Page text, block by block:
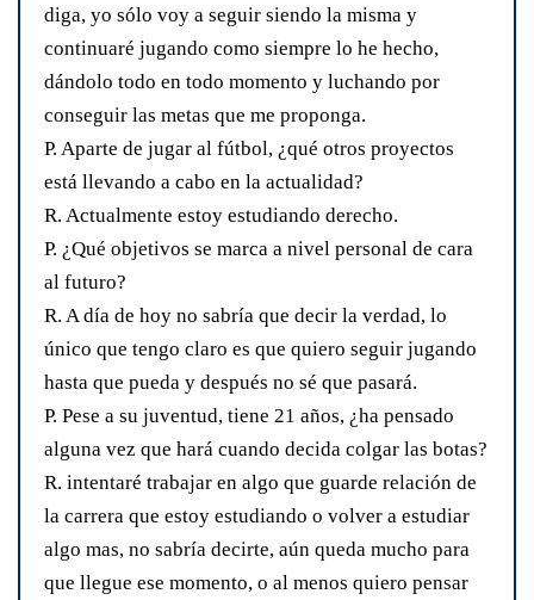
diga, yo sólo voy a seguir siendo la misma y
continuaré jugando como siempre lo he hecho,
dándolo todo en todo momento y luchando por
conseguir las metas que me proponga.
P. Aparte de jugar al fútbol, ¿qué otros proyectos
está llevando a cabo en la actualidad?
R. Actualmente estoy estudiando derecho.
P. ¿Qué objetivos se marca a nivel personal de cara
al futuro?
R. A día de hoy no sabría que decir la verdad, lo
único que tengo claro es que quiero seguir jugando
hasta que pueda y después no sé que pasará.
P. Pese a su juventud, tiene 21 años, ¿ha pensado
alguna vez que hará cuando decida colgar las botas?
R. intentaré trabajar en algo que guarde relación de
la carrera que estoy estudiando o volver a estudiar
algo mas, no sabría decirte, aún queda mucho para
que llegue ese momento, o al menos quiero pensar